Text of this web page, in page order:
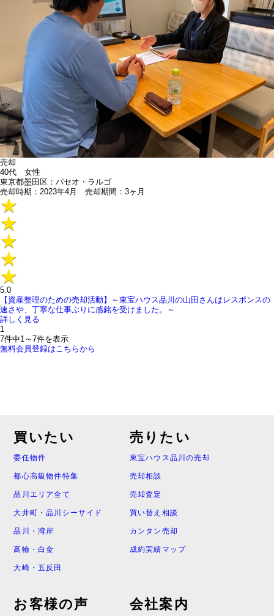
売却
40代 女性
東京都墨田区：パセオ・ラルゴ
売却時期：2023年4月 売却期間：3ヶ月
5.0
【資産整理のための売却活動】～東宝ハウス品川の山田さんはレスポンスの
速さや、丁寧な仕事ぶりに感銘を受けました。～
詳しく見る
1
7件中1～7件を表示
無料会員登録はこちらから
買いたい
委任物件
都心高級物件特集
品川エリア全て
大井町・品川シーサイド
品川・湾岸
高輪・白金
大崎・五反田
売りたい
東宝ハウス品川の売却
売却相談
売却査定
買い替え相談
カンタン売却
成約実績マップ
お客様の声 会社案内